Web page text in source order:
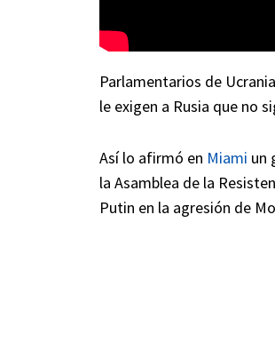
Parlamentarios de
le exigen a Rusia que no
Así lo afirmó en Miami un
la Asamblea de la
Putin en la agresión de